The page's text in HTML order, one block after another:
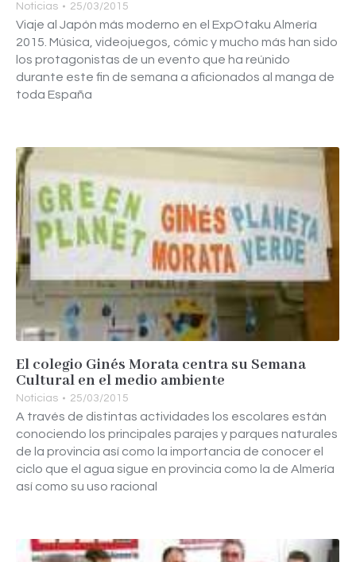
Noticias 25/03/2015
Viaje al Japón más moderno en el ExpOtaku Almería
2015. Música, videojuegos, cómic y mucho más han sido
los protagonistas de un evento que ha reúnido
durante este fin de semana a aficionados al manga de
toda España
El colegio Ginés Morata centra su Semana
Cultural en el medio ambiente
Noticias 25/03/2015
A través de distintas actividades los escolares están
conociendo los principales parajes y parques naturales
de la provincia así como la importancia de conocer el
ciclo que el agua sigue en provincia como la de Almería
así como su uso racional